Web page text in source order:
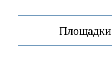
Площадки